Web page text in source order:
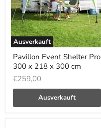
Ausverkauft
Pavillon Event Shelter Pro
300 x 218 x 300 cm
€259,00
Ausverkauft